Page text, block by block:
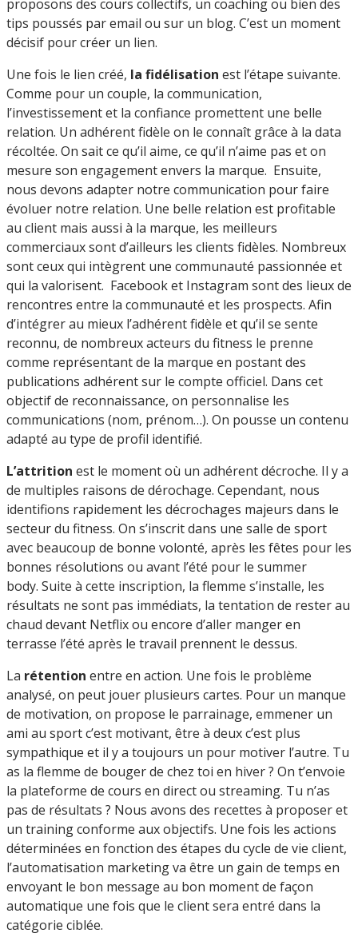
proposons des cours collectifs, un coaching ou bien des
tips poussés par email ou sur un blog. C’est un moment
décisif pour créer un lien.
Une fois le lien créé, la fidélisation est l’étape suivante.
Comme pour un couple, la communication,
l’investissement et la confiance promettent une belle
relation. Un adhérent fidèle on le connaît grâce à la data
récoltée. On sait ce qu’il aime, ce qu’il n’aime pas et on
mesure son engagement envers la marque. Ensuite,
nous devons adapter notre communication pour faire
évoluer notre relation. Une belle relation est profitable
au client mais aussi à la marque, les meilleurs
commerciaux sont d’ailleurs les clients fidèles. Nombreux
sont ceux qui intègrent une communauté passionnée et
qui la valorisent. Facebook et Instagram sont des lieux de
rencontres entre la communauté et les prospects. Afin
d’intégrer au mieux l’adhérent fidèle et qu’il se sente
reconnu, de nombreux acteurs du fitness le prenne
comme représentant de la marque en postant des
publications adhérent sur le compte officiel. Dans cet
objectif de reconnaissance, on personnalise les
communications (nom, prénom…). On pousse un contenu
adapté au type de profil identifié.
L’attrition est le moment où un adhérent décroche. Il y a
de multiples raisons de dérochage. Cependant, nous
identifions rapidement les décrochages majeurs dans le
secteur du fitness. On s’inscrit dans une salle de sport
avec beaucoup de bonne volonté, après les fêtes pour les
bonnes résolutions ou avant l’été pour le summer
body. Suite à cette inscription, la flemme s’installe, les
résultats ne sont pas immédiats, la tentation de rester au
chaud devant Netflix ou encore d’aller manger en
terrasse l’été après le travail prennent le dessus.
La rétention entre en action. Une fois le problème
analysé, on peut jouer plusieurs cartes. Pour un manque
de motivation, on propose le parrainage, emmener un
ami au sport c’est motivant, être à deux c’est plus
sympathique et il y a toujours un pour motiver l’autre. Tu
as la flemme de bouger de chez toi en hiver ? On t’envoie
la plateforme de cours en direct ou streaming. Tu n’as
pas de résultats ? Nous avons des recettes à proposer et
un training conforme aux objectifs. Une fois les actions
déterminées en fonction des étapes du cycle de vie client,
l’automatisation marketing va être un gain de temps en
envoyant le bon message au bon moment de façon
automatique une fois que le client sera entré dans la
catégorie ciblée.